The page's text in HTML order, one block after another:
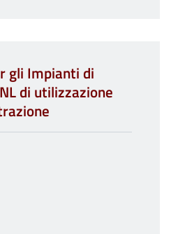
gli Impianti di
di utilizzazione